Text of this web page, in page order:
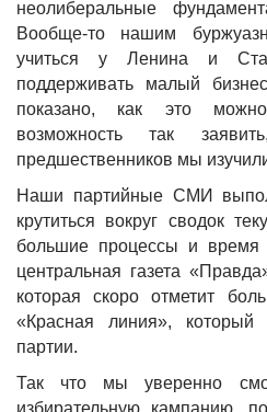
неолиберальные
Вообще-то нашим
учиться у Ленина и
поддерживать малый
показано, как это
возможность так
предшественников мы
Наши партийные СМИ
крутиться вокруг сводок
большие процессы и
центральная газета
которая скоро отметит
«Красная линия»,
партии.
Так что мы уверенно